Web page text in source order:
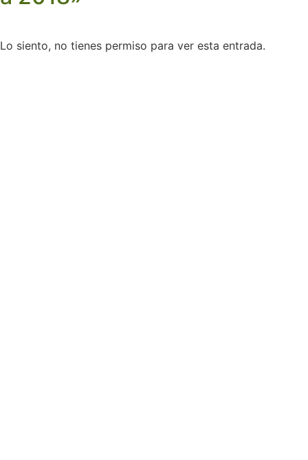
Lo siento, no tienes permiso para ver esta entrada.